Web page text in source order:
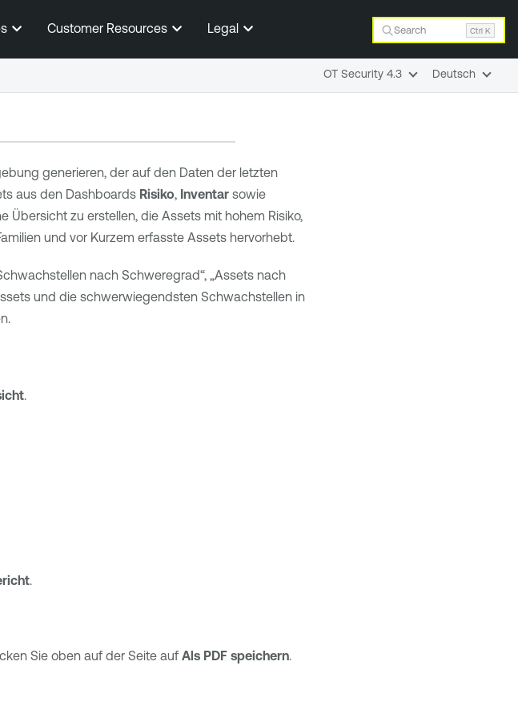
springenCustomer Resources Legal Search Ctrl K
generieren, der auf den Daten der letzten
aus den Dashboards Risiko, Inventarsowie
Übersicht zu erstellen, die Assets mit hohem Risiko,
und vor Kurzem erfasste Assets hervorhebt.
nach Schweregrad“, „Assets nach
und die schwerwiegendsten Schwachstellen in
.
.
Sie oben auf der Seite auf Als PDF speichern.
OT Security 4.3 Deutsch